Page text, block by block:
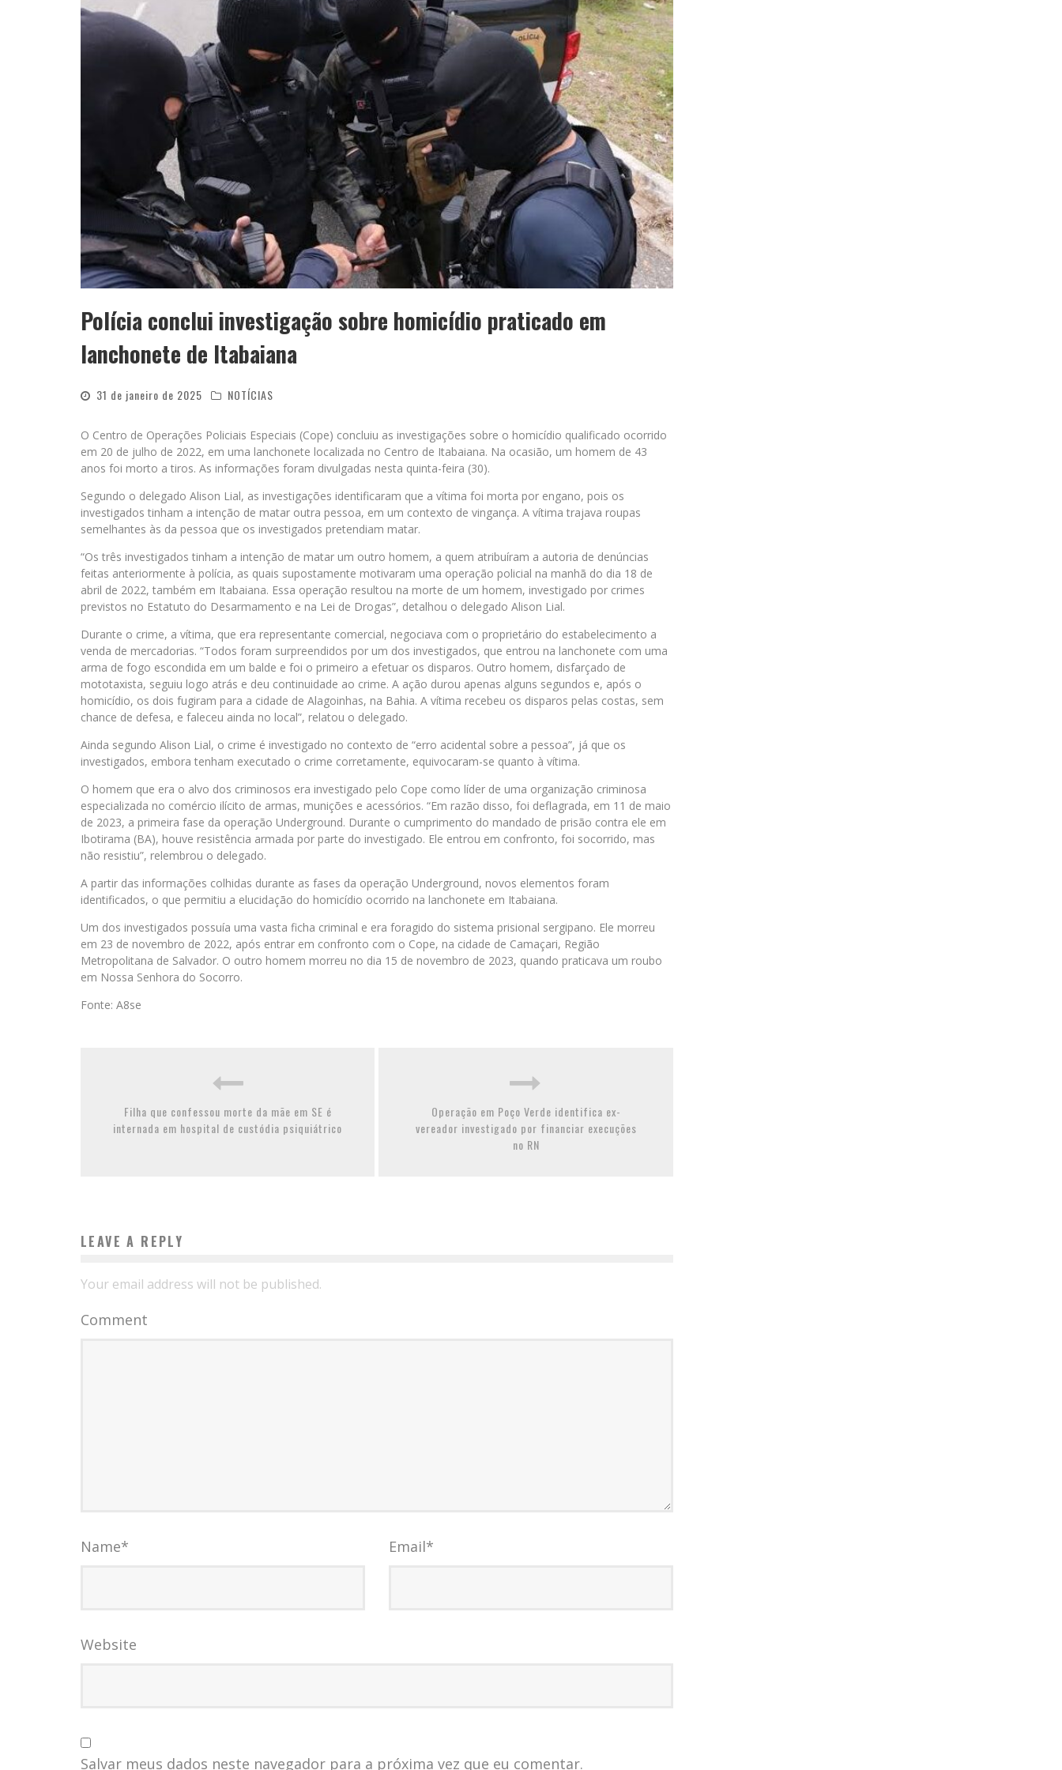
Polícia conclui investigação sobre homicídio praticado em
lanchonete de Itabaiana
31 de janeiro de 2025 NOTÍCIAS
O Centro de Operações Policiais Especiais (Cope) concluiu as investigações sobre o homicídio qualificado ocorrido
em 20 de julho de 2022, em uma lanchonete localizada no Centro de Itabaiana. Na ocasião, um homem de 43
anos foi morto a tiros. As informações foram divulgadas nesta quinta-feira (30).
Segundo o delegado Alison Lial, as investigações identificaram que a vítima foi morta por engano, pois os
investigados tinham a intenção de matar outra pessoa, em um contexto de vingança. A vítima trajava roupas
semelhantes às da pessoa que os investigados pretendiam matar.
“Os três investigados tinham a intenção de matar um outro homem, a quem atribuíram a autoria de denúncias
feitas anteriormente à polícia, as quais supostamente motivaram uma operação policial na manhã do dia 18 de
abril de 2022, também em Itabaiana. Essa operação resultou na morte de um homem, investigado por crimes
previstos no Estatuto do Desarmamento e na Lei de Drogas”, detalhou o delegado Alison Lial.
Durante o crime, a vítima, que era representante comercial, negociava com o proprietário do estabelecimento a
venda de mercadorias. “Todos foram surpreendidos por um dos investigados, que entrou na lanchonete com uma
arma de fogo escondida em um balde e foi o primeiro a efetuar os disparos. Outro homem, disfarçado de
mototaxista, seguiu logo atrás e deu continuidade ao crime. A ação durou apenas alguns segundos e, após o
homicídio, os dois fugiram para a cidade de Alagoinhas, na Bahia. A vítima recebeu os disparos pelas costas, sem
chance de defesa, e faleceu ainda no local”, relatou o delegado.
Ainda segundo Alison Lial, o crime é investigado no contexto de “erro acidental sobre a pessoa”, já que os
investigados, embora tenham executado o crime corretamente, equivocaram-se quanto à vítima.
O homem que era o alvo dos criminosos era investigado pelo Cope como líder de uma organização criminosa
especializada no comércio ilícito de armas, munições e acessórios. “Em razão disso, foi deflagrada, em 11 de maio
de 2023, a primeira fase da operação Underground. Durante o cumprimento do mandado de prisão contra ele em
Ibotirama (BA), houve resistência armada por parte do investigado. Ele entrou em confronto, foi socorrido, mas
não resistiu”, relembrou o delegado.
A partir das informações colhidas durante as fases da operação Underground, novos elementos foram
identificados, o que permitiu a elucidação do homicídio ocorrido na lanchonete em Itabaiana.
Um dos investigados possuía uma vasta ficha criminal e era foragido do sistema prisional sergipano. Ele morreu
em 23 de novembro de 2022, após entrar em confronto com o Cope, na cidade de Camaçari, Região
Metropolitana de Salvador. O outro homem morreu no dia 15 de novembro de 2023, quando praticava um roubo
em Nossa Senhora do Socorro.
Fonte: A8se
Filha que confessou morte da mãe em SE é
internada em hospital de custódia psiquiátrico
Operação em Poço Verde identifica ex-
vereador investigado por financiar execuções
no RN
LEAVE A REPLY
Your email address will not be published.
Comment
Name* Email*
Website
Salvar meus dados neste navegador para a próxima vez que eu comentar.